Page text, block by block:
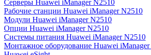
Серверы Huawei iManager N2510
Рабочие станции Huawei iManager N2510
Модули Huawei iManager N2510
Опции Huawei iManager N2510
Системы питания Huawei iManager N2510
Монтажное оборудование Huawei